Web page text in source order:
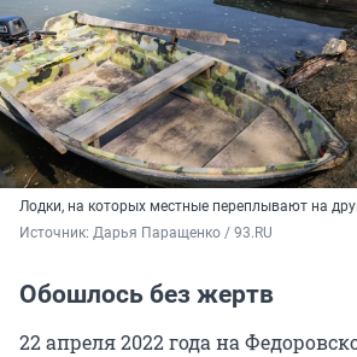
Лодки, на которых местные переплывают на
Источник: Дарья Паращенко / 93.RU
Обошлось без жертв
22 апреля 2022 года на